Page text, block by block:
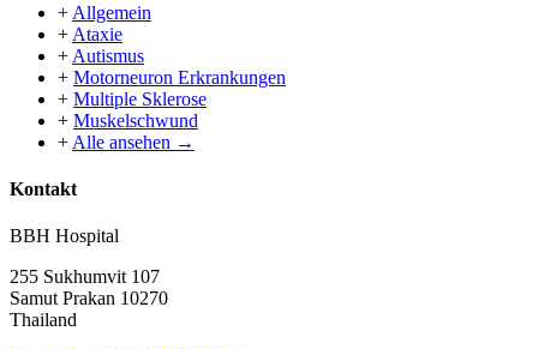
+ Allgemein
+ Ataxie
+ Autismus
+ Motorneuron Erkrankungen
+ Multiple Sklerose
+ Muskelschwund
+ Alle ansehen →
Kontakt
BBH Hospital
255 Sukhumvit 107
Samut Prakan 10270
Thailand